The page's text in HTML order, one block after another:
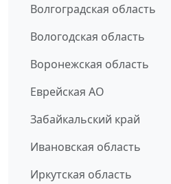
Волгоградская область
Вологодская область
Воронежская область
Еврейская АО
Забайкальский край
Ивановская область
Иркутская область